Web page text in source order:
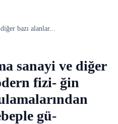
bazı alanlar...
sanayi ve diğer
fizi- ğin
gü-